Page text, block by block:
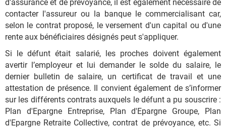
d'assurance et de prévoyance, il est également nécessaire de
contacter l'assureur ou la banque le commercialisant car,
selon le contrat proposé, le versement d'un capital ou d'une
rente aux bénéficiaires désignés peut s'appliquer.
Si le défunt était salarié, les proches doivent également
avertir l’employeur et lui demander le solde du salaire, le
dernier bulletin de salaire, un certificat de travail et une
attestation de présence. Il convient également de s’informer
sur les différents contrats auxquels le défunt a pu souscrire :
Plan d'Epargne Entreprise, Plan d'Epargne Groupe, Plan
d'Epargne Retraite Collective, contrat de prévoyance, etc. Si